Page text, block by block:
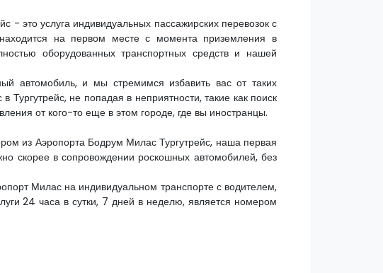
- это услуга индивидуальных пассажирских перевозок с
на первом месте с момента приземления в
оборудованных транспортных средств и нашей
автомобиль, и мы стремимся избавить вас от таких
Тургутрейс, не попадая в неприятности, такие как поиск
от кого-то еще в этом городе, где вы иностранцы.
из Аэропорта Бодрум Милас Тургутрейс, наша первая
скорее в сопровождении роскошных автомобилей, без
Милас на индивидуальном транспорте с водителем,
24 часа в сутки, 7 дней в неделю, является номером